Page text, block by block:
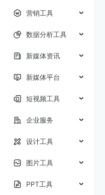
营销工具
数据分析工具
新媒体资讯
新媒体平台
短视频工具
企业服务
设计工具
图片工具
PPT工具